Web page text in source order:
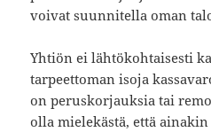
voivat suunnitella oman
Yhtiön ei lähtökohtaisesti
tarpeettoman isoja
on peruskorjauksia tai
olla mielekästä, että